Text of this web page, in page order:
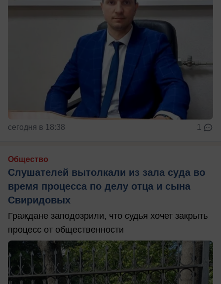
сегодня в 18:38 1
Общество
Слушателей вытолкали из зала суда во
время процесса по делу отца и сына
Свиридовых
Граждане заподозрили, что судья хочет закрыть
процесс от общественности